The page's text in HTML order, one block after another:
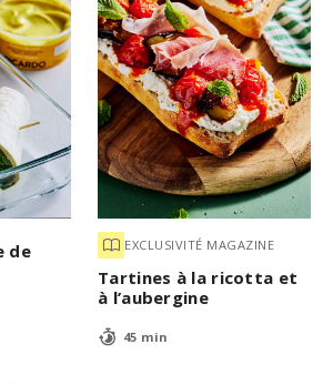
de
EXCLUSIVITÉ MAGAZINE
Tartines à la ricotta et
à l’aubergine
45 min